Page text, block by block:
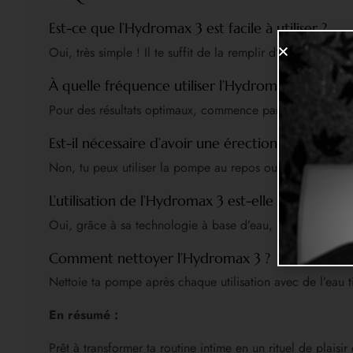
Est-ce que l’Hydromax 3 est facile à utiliser ?
Oui, très simple ! Il te suffit de la remplir d’eau,
À quelle fréquence utiliser l’Hydromax 3 ?
Pour des résultats optimaux, commence par 3 à 5
Est-il nécessaire d’avoir une érection pour
Non, tu peux utiliser la pompe au repos ou avec une
L’utilisation de l’Hydromax 3 est-elle sécurisée ?
Oui, grâce à sa technologie à base d’eau, la pression
Comment nettoyer l’Hydromax 3 ?
Nettoie ta pompe après chaque utilisation avec de
En résumé :
Prêt à transformer ta routine intime en un rituel de plaisir